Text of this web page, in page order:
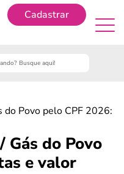
Cadastrar
do Povo pelo CPF 2026:
Gás do Povo
e valor